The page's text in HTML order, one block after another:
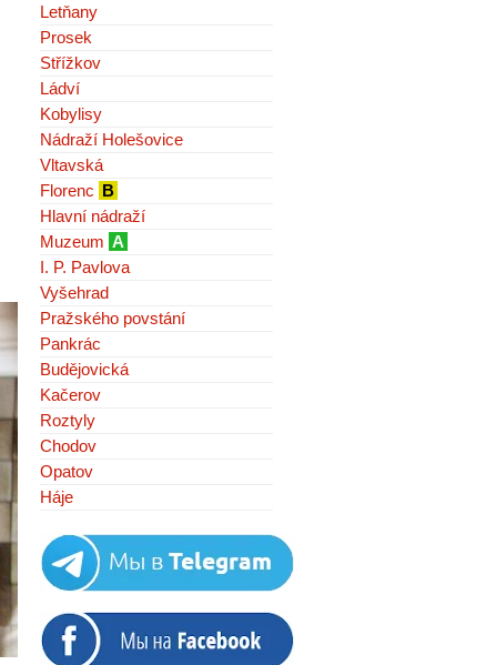
Letňany
Prosek
Střížkov
Ládví
Kobylisy
Nádraží Holešovice
Vltavská
Florenc B
Hlavní nádraží
Muzeum A
I. P. Pavlova
Vyšehrad
Pražského povstání
Pankrác
Budějovická
Kačerov
Roztyly
Chodov
Opatov
Háje